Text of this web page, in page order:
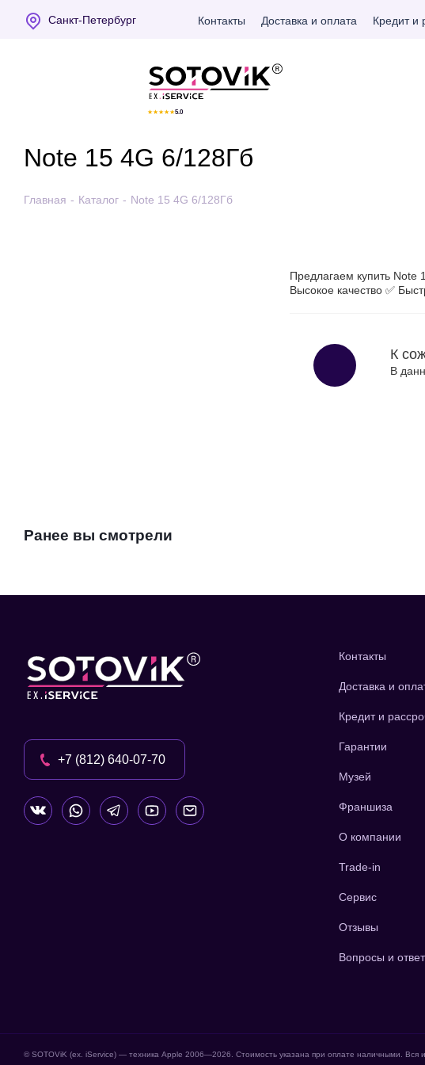
Санкт-Петербург Контакты Доставка и оплата Кредит и
★★★★★5.0Отзывы Яндекс
Note 15 4G 6/128Гб
Главная - Каталог - Note 15 4G 6/128Гб
Предлагаем купить Note
Высокое качество ✅
К
В
Ранее вы смотрели
+7 (812) 640-07-70
Контакты
Доставка и
Кредит и
Гарантии
Музей
Франшиза
О компании
Trade-in
Сервис
Отзывы
Вопросы и
© SOTOViK (ex. iService) — техника Apple 2006—2026 . Стоимость указана при оплате наличными.